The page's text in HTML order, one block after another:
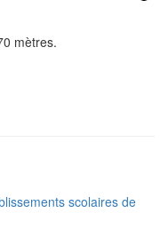
mètres.
scolaires de